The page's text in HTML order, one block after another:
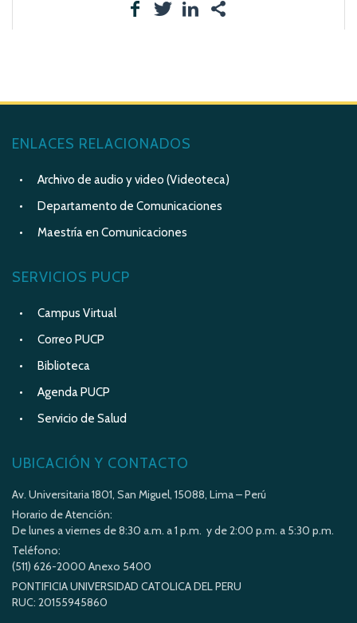
ENLACES RELACIONADOS
Archivo de audio y video (Videoteca)
Departamento de Comunicaciones
Maestría en Comunicaciones
SERVICIOS PUCP
Campus Virtual
Correo PUCP
Biblioteca
Agenda PUCP
Servicio de Salud
UBICACIÓN Y CONTACTO
Av. Universitaria 1801, San Miguel, 15088, Lima – Perú
Horario de Atención:
De lunes a viernes de 8:30 a.m. a 1 p.m. y de 2:00 p.m. a 5:30 p.m.
Teléfono:
(511) 626-2000 Anexo 5400
PONTIFICIA UNIVERSIDAD CATOLICA DEL PERU
RUC: 20155945860